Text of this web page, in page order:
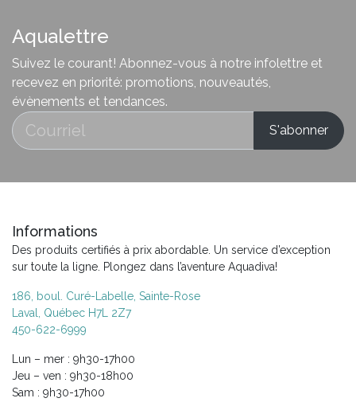
Aqualettre
Suivez le courant! Abonnez-vous à notre infolettre et
recevez en priorité: promotions, nouveautés,
évènements et tendances.
Informations
Des produits certifiés à prix abordable. Un service d’exception
sur toute la ligne. Plongez dans l’aventure Aquadiva!
186, boul. Curé-Labelle, Sainte-Rose
Laval, Québec H7L 2Z7
450-622-6999
Lun – mer : 9h30-17h00
Jeu – ven : 9h30-18h00
Sam : 9h30-17h00